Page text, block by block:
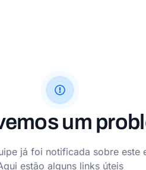
um
já foi notificada sobre este
estão alguns links úteis